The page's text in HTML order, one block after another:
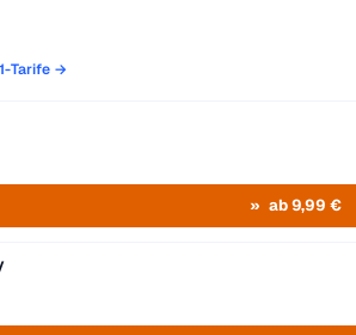
Tarife →
ab 9,99 €